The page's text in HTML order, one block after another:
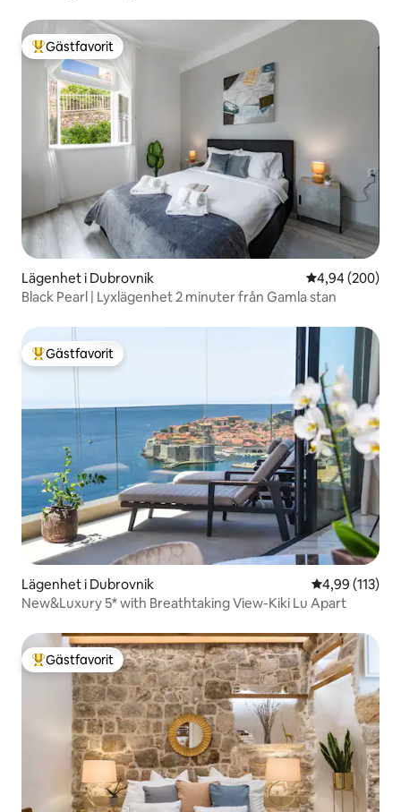
Populär gästfavorit
Gästfavorit
Lägenhet i Dubrovnik 4,94 av 5 i
4,94 (200)
Black Pearl | Lyxlägenhet 2 minuter från Gamla stan
Populär gästfavorit
Gästfavorit
Lägenhet i Dubrovnik 4,99 av 5 i
4,99 (113)
New&Luxury 5* with Breathtaking View-Kiki Lu Apart
Populär gästfavorit
Gästfavorit